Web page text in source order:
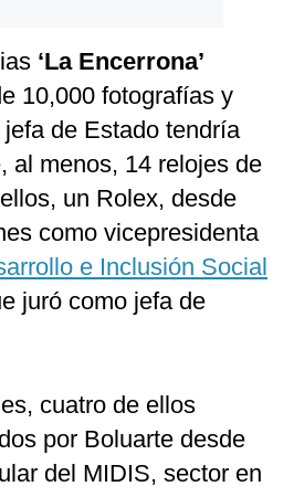
‘La Encerrona’
10,000 fotografías y
de Estado tendría
al menos, 14 relojes de
un Rolex, desde
como vicepresidenta
e Inclusión Social
juró como jefa de
cuatro de ellos
por Boluarte desde
del MIDIS, sector en